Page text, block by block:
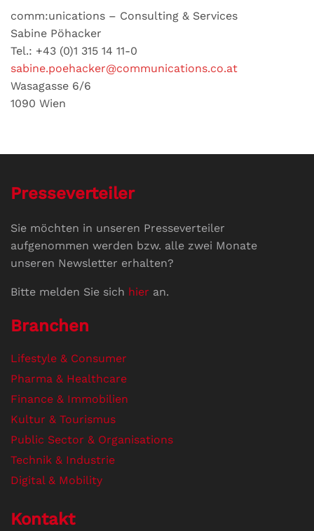
comm:unications – Consulting & Services
Sabine Pöhacker
Tel.: +43 (0)1 315 14 11-0
sabine.poehacker@communications.co.at
Wasagasse 6/6
1090 Wien
Presseverteiler
Sie möchten in unseren Presseverteiler
aufgenommen werden bzw. alle zwei Monate
unseren Newsletter erhalten?
Bitte melden Sie sich hier an.
Branchen
Lifestyle & Consumer
Pharma & Healthcare
Finance & Immobilien
Kultur & Tourismus
Public Sector & Organisations
Technik & Industrie
Digital & Mobility
Kontakt